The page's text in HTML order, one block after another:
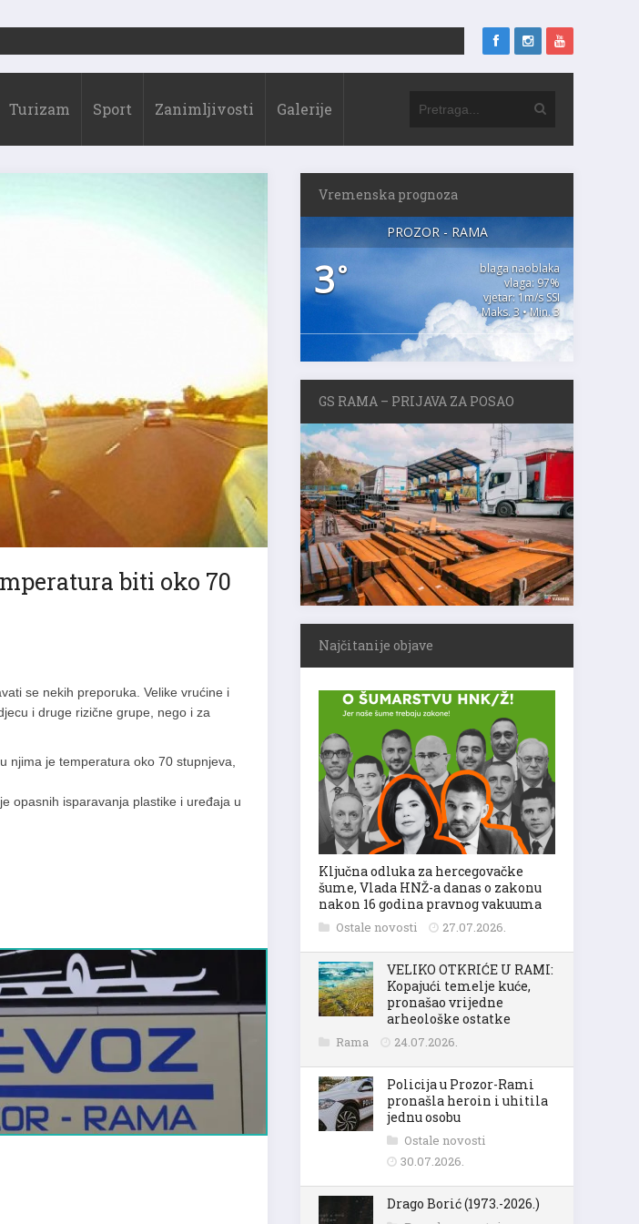
Turizam Sport Zanimljivosti Galerije
biti oko 70
se nekih preporuka. Velike vrućine i
i druge rizične grupe, nego i za
njima je temperatura oko 70 stupnjeva,
opasnih isparavanja plastike i uređaja u
Vremenska prognoza
PROZOR - RAMA
3°
blaga naoblaka
vlaga: 97%
vjetar: 1m/s SSI
Maks. 3 • Min. 3
GS RAMA – PRIJAVA ZA POSAO
Najčitanije objave
Ključna odluka za hercegovačke
šume, Vlada HNŽ-a danas o zakonu
nakon 16 godina pravnog vakuuma
Ostale novosti 27.07.2026.
VELIKO OTKRIĆE U RAMI:
Kopajući temelje kuće,
pronašao vrijedne
arheološke ostatke
Rama 24.07.2026.
Policija u Prozor-Rami
pronašla heroin i uhitila
jednu osobu
Ostale novosti
30.07.2026.
Drago Borić (1973.-2026.)